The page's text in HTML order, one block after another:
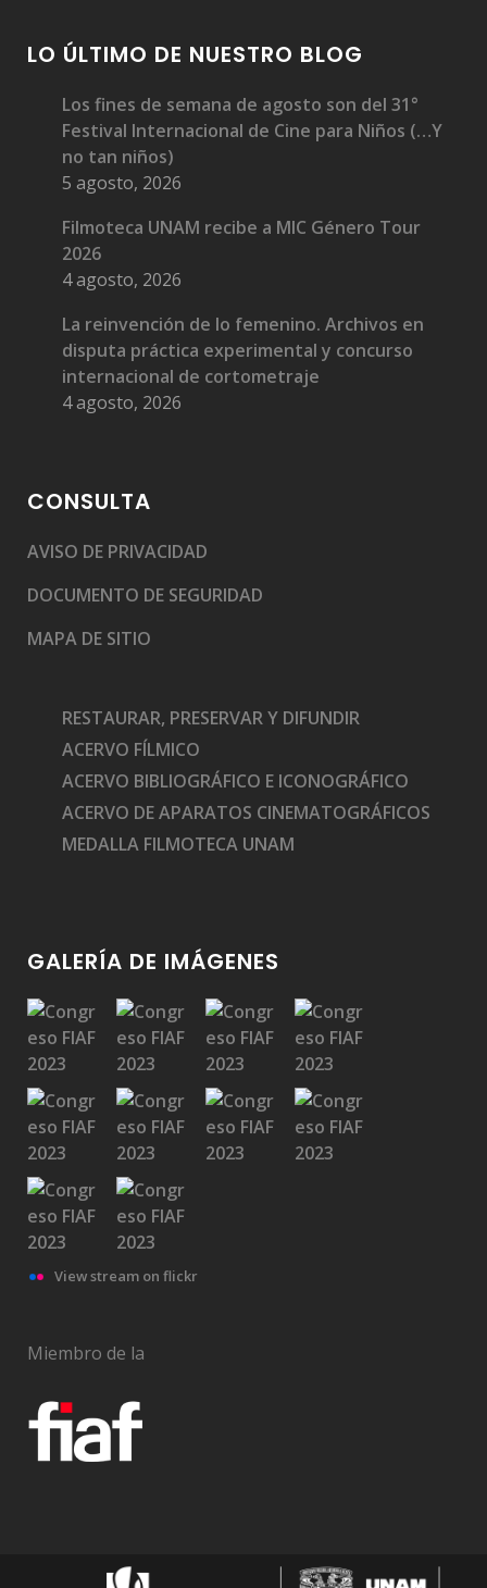
LO ÚLTIMO DE NUESTRO BLOG
Los fines de semana de agosto son del 31°
Festival Internacional de Cine para Niños (…Y
no tan niños)
5 agosto, 2026
Filmoteca UNAM recibe a MIC Género Tour
2026
4 agosto, 2026
La reinvención de lo femenino. Archivos en
disputa práctica experimental y concurso
internacional de cortometraje
4 agosto, 2026
CONSULTA
AVISO DE PRIVACIDAD
DOCUMENTO DE SEGURIDAD
MAPA DE SITIO
RESTAURAR, PRESERVAR Y DIFUNDIR
ACERVO FÍLMICO
ACERVO BIBLIOGRÁFICO E ICONOGRÁFICO
ACERVO DE APARATOS CINEMATOGRÁFICOS
MEDALLA FILMOTECA UNAM
GALERÍA DE IMÁGENES
View stream on flickr
Miembro de la